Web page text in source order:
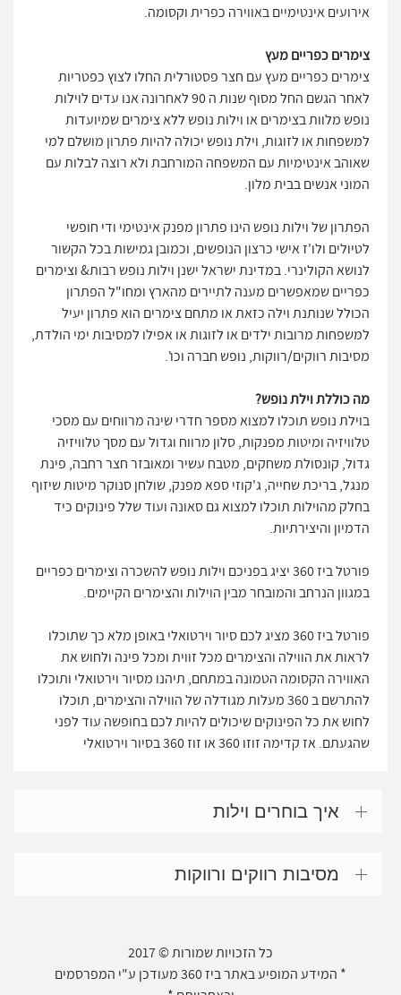
אירועים אינטימיים באווירה כפרית וקסומה.
צימרים כפריים מעץ
צימרים כפריים מעץ עם חצר פסטורלית החלו לצוץ כפטריות
לאחר הגשם החל מסוף שנות ה 90 לאחרונה אנו עדים לוילות
נופש מלוות בצימרים או וילות נופש ללא צימרים שמיועדות
למשפחות או לזוגות, וילת נופש יכולה להיות פתרון מושלם למי
שאוהב אינטימיות עם המשפחה המורחבת ולא רוצה לבלות עם
המוני אנשים בבית מלון.
הפתרון של וילות נופש הינו פתרון מפנק אינטימי ודי חופשי
לטיולים ולו'ז אישי כרצון הנופשים, וכמובן גמישות בכל הקשור
לנושא הקולינרי. במדינת ישראל ישנן וילות נופש רבות& וצימרים
כפריים שמאפשרים מענה לתיירים מהארץ ומחו"ל הפתרון
הכולל שנותנת וילה כזאת או מתחם צימרים הוא פתרון יעיל
למשפחות מרובות ילדים או לזוגות או אפילו למסיבות ימי הולדת,
מסיבות רווקים/רווקות, נופש חברה וכו'.
מה כוללת וילת נופש?
בוילת נופש תוכלו למצוא מספר חדרי שינה מרווחים עם מסכי
טלוויזיה ומיטות מפנקות, סלון מרווח וגדול עם מסך טלוויזיה
גדול, קונסולת משחקים, מטבח עשיר ומאובזר חצר רחבה, פינת
מנגל, בריכת שחייה, ג'קוזי ספא מפנק, שולחן סנוקר מיטות שיזוף
בחלק מהוילות תוכלו למצוא גם סאונה ועוד שלל פינוקים כיד
הדמיון והיצירתיות.
פורטל ביז 360 יציג בפניכם וילות נופש להשכרה וצימרים כפריים
במגוון הנרחב והמובחר מבין הוילות והצימרים הקיימים.
פורטל ביז 360 מציג לכם סיור וירטואלי באופן מלא כך שתוכלו
לראות את הווילה והצימרים מכל זווית ומכל פינה ולחוש את
האווירה הקסומה הטמונה במתחם, תיהנו מסיור וירטואלי ותוכלו
להתרשם ב 360 מעלות מגודלה של הווילה והצימרים, תוכלו
לחוש את כל הפינוקים שיכולים להיות לכם בחופשה עוד לפני
שהגעתם. אז קדימה זוזו 360 או זוז 360 בסיור וירטואלי
איך בוחרים וילות
מסיבות רווקים ורווקות
כל הזכויות שמורות © 2017
* המידע המופיע באתר ביז 360 מעודכן ע"י המפרסמים